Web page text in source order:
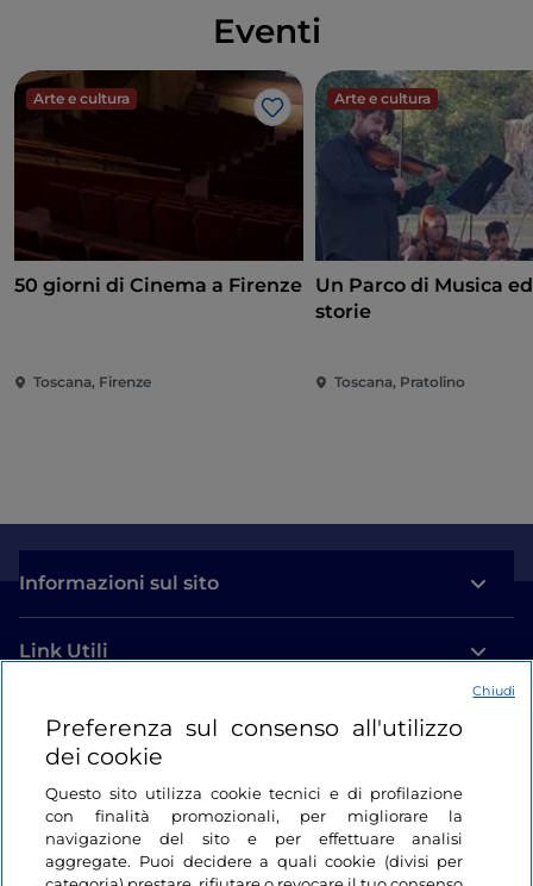
Eventi
Arte e cultura
Like
50 giorni di Cinema a Firenze
Toscana, Firenze
Arte e cultura
Un Parco di Musica
storie
Toscana, Pratolino
Informazioni sul sito
Link Utili
Login
Restiamo in contatto
Preferenza sul consenso all'utilizzo
dei cookie
Questo sito utilizza cookie tecnici e di profilazione
con finalità promozionali, per migliorare la
navigazione del sito e per effettuare analisi
aggregate. Puoi decidere a quali cookie (divisi per
Chiudi